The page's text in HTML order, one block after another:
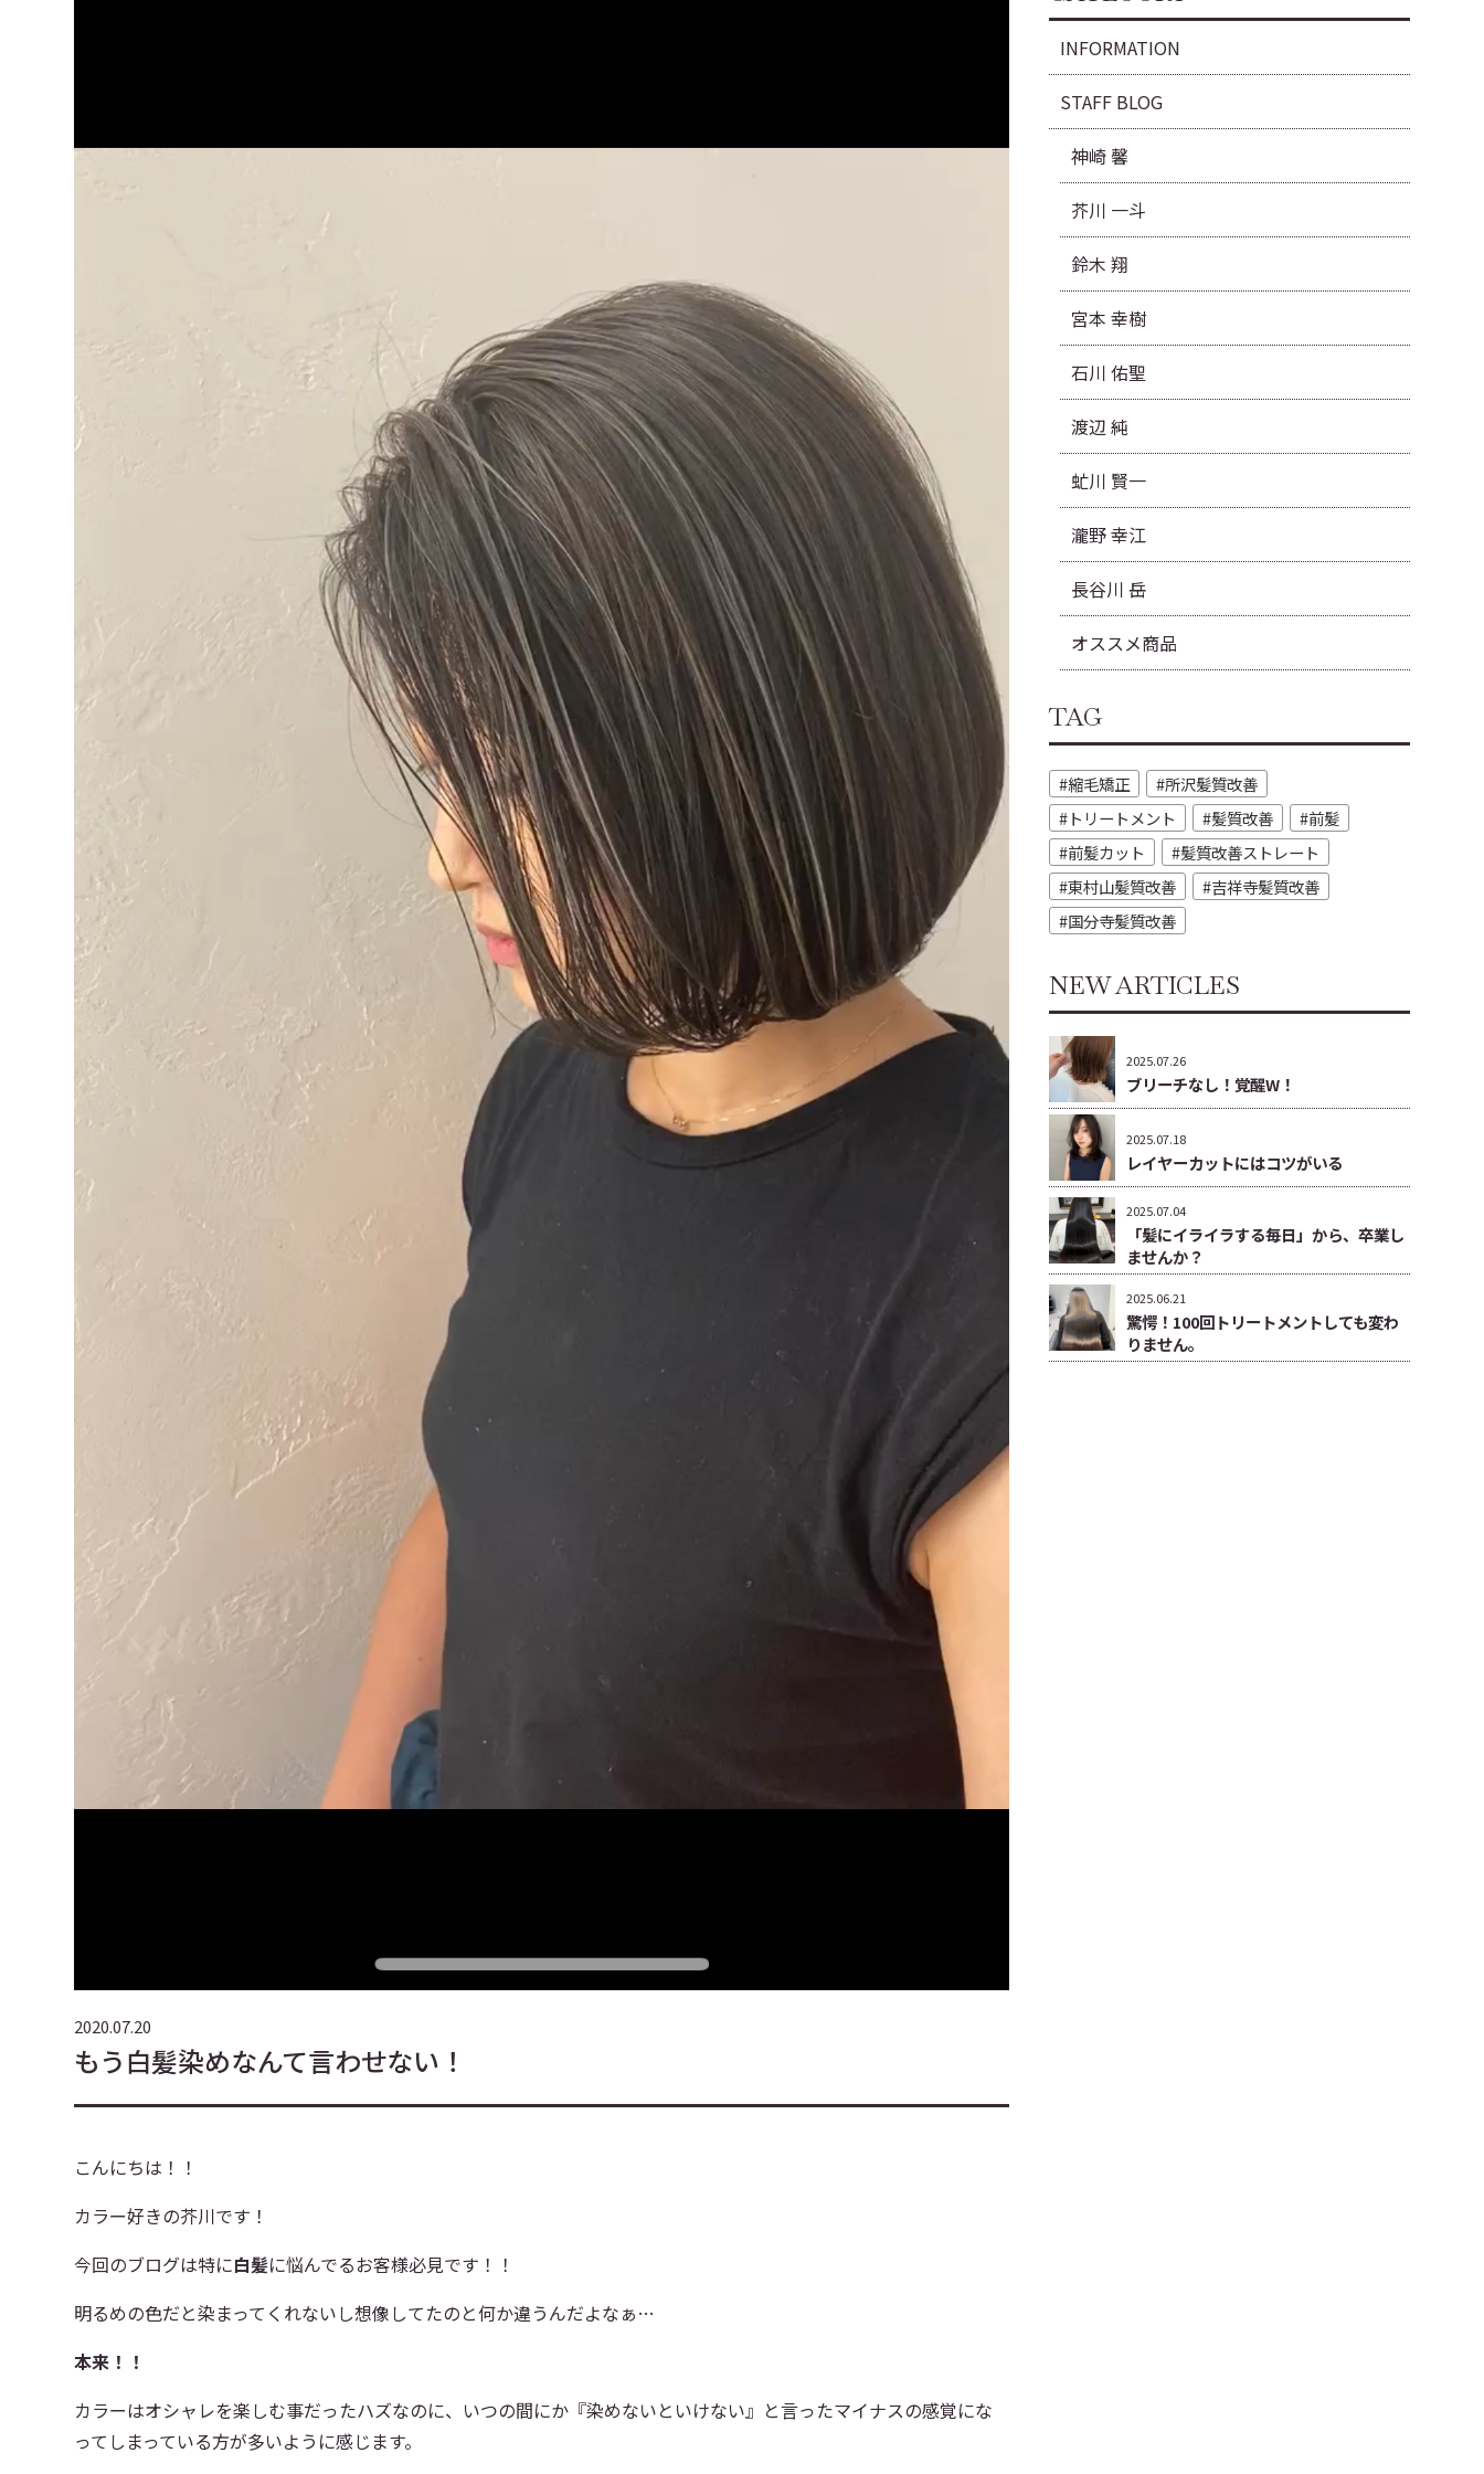
2020.07.20
もう白髪染めなんて言わせない！
こんにちは！！
カラー好きの芥川です！
今回のブログは特に白髪に悩んでるお客様必見です！！
明るめの色だと染まってくれないし想像してたのと何か違うんだよなぁ…
本来！！
カラーはオシャレを楽しむ事だったハズなのに、いつの間にか『染めないといけない』と言ったマイナスの感覚にな
ってしまっている方が多いように感じます。
INFORMATION
STAFF BLOG
神崎 馨
芥川 一斗
鈴木 翔
宮本 幸樹
石川 佑聖
渡辺 純
虻川 賢一
瀧野 幸江
長谷川 岳
オススメ商品
TAG
縮毛矯正
所沢髪質改善
トリートメント
髪質改善
前髪
前髪カット
髪質改善ストレート
東村山髪質改善
吉祥寺髪質改善
国分寺髪質改善
NEW ARTICLES
2025.07.26
ブリーチなし！覚醒W！
2025.07.18
レイヤーカットにはコツがいる
2025.07.04
「髪にイライラする毎日」から、卒業し
ませんか？
2025.06.21
驚愕！100回トリートメントしても変わ
りません。